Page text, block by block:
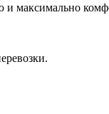
максимально